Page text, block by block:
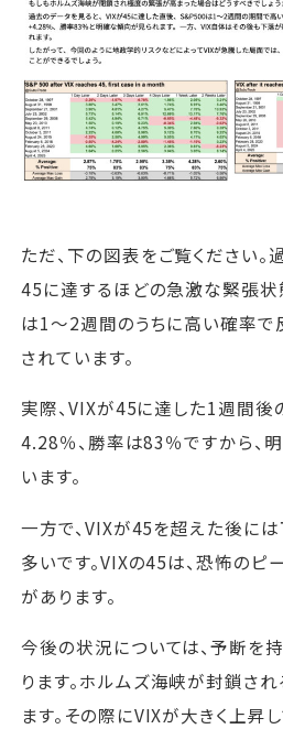
ただ、下の図表をご覧ください。
45に達するほどの急激な緊張状
は1～2週間のうちに高い確率で
されています。
実際、VIXが45に達した1週間後
4.28％、勝率は83％ですから、
います。
一方で、VIXが45を超えた後に
多いです。VIXの45は、恐怖のピ
があります。
今後の状況については、予断を
ります。ホルムズ海峡が封鎖さ
ます。その際にVIXが大きく上昇